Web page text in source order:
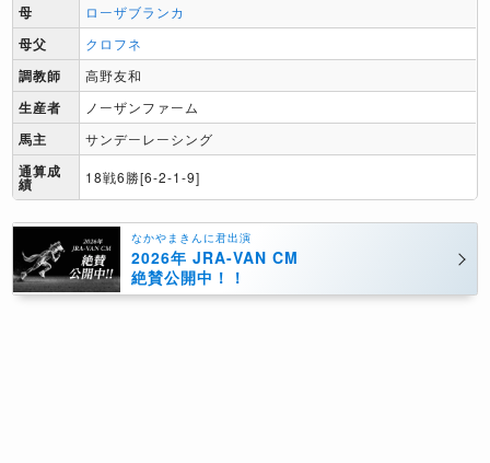
母 ローザブランカ
母父 クロフネ
調教師 高野友和
生産者 ノーザンファーム
馬主 サンデーレーシング
通算成
績 18戦6勝[6-2-1-9]
なかやまきんに君出演
2026年 JRA-VAN CM
絶賛公開中！！